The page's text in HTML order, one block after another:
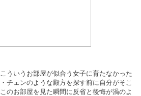
ういうお部屋が似合う女子に育たなかった
チェンのような殿方を探す前に自分がそこ
のお部屋を見た瞬間に反省と後悔が渦のよ